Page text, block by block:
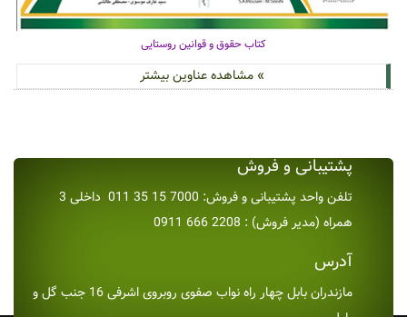
کتاب حقوق و قوانین روستایی
» مشاهده عناوین بیشتر
پشتیبانی و فروش
تلفن واحد پشتیبانی و فروش: 7000 15 35 011 داخلی 3
همراه (مدیر فروش) : 2208 666 0911
آدرس
مازندران بابل چهار راه نواب صفوی روبروی اشرفی 16 جنب گل و